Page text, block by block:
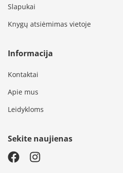
Slapukai
Knygų atsiėmimas vietoje
Informacija
Kontaktai
Apie mus
Leidykloms
Sekite naujienas